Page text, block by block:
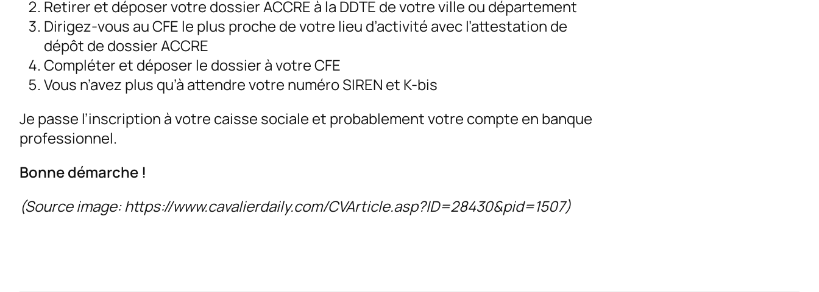
Retirer et déposer votre dossier ACCRE à la DDTE de votre ville ou département
Dirigez-vous au CFE le plus proche de votre lieu d’activité avec l’attestation de
dépôt de dossier ACCRE
Compléter et déposer le dossier à votre CFE
Vous n’avez plus qu’à attendre votre numéro SIREN et K-bis
Je passe l’inscription à votre caisse sociale et probablement votre compte en banque
professionnel.
Bonne démarche !
(Source image:https://www.cavalierdaily.com/CVArticle.asp?ID=28430&pid=1507)